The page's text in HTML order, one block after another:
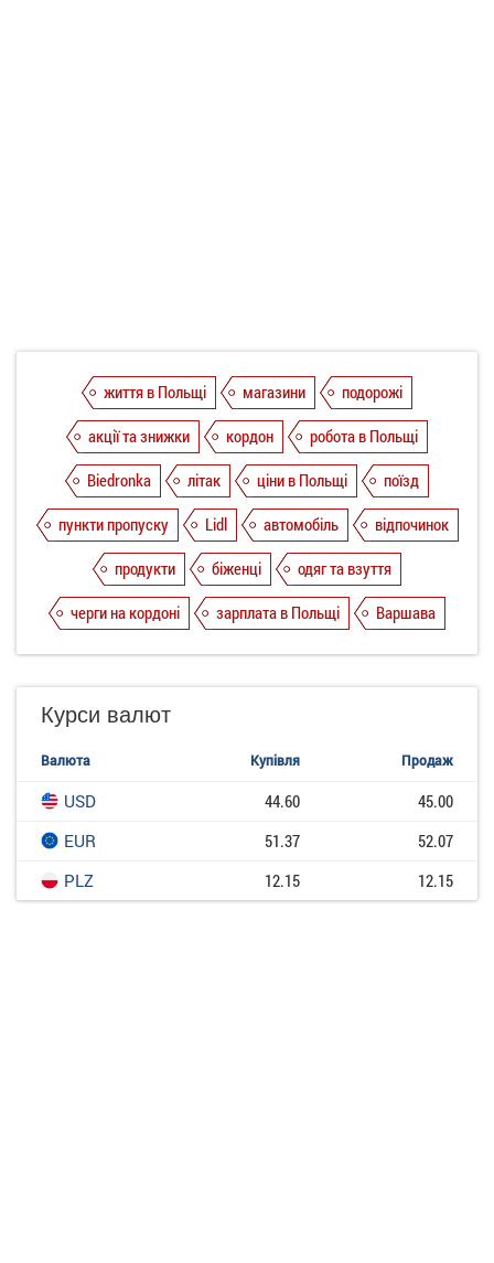
життя в Польщі магазини
подорожі
акції та знижки
кордон
робота в Польщі
Biedronka
літак ціни в Польщі
поїзд
пункти пропуску
Lidl автомобіль
відпочинок
продукти
біженці
одяг та взуття
черги на кордоні
зарплата в Польщі Варшава
Курси валют
Валюта Купівля Продаж
USD 44.60
45.00
EUR
51.37
52.07
PLZ
12.15 12.15